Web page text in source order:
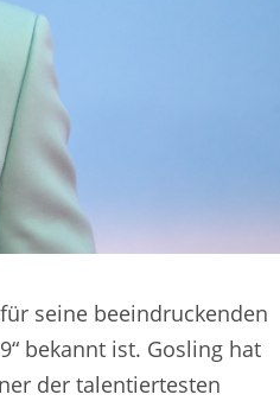
seine beeindruckenden
bekannt ist. Gosling hat
der talentiertesten